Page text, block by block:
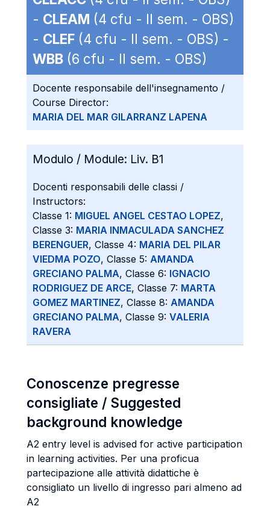
- CLEAM (4 cfu - II sem. - OBS)
- CLEF (4 cfu - II sem. - OBS) -
WBB (6 cfu - II sem. - OBS)
Docente responsabile dell'insegnamento /
Course Director:
MARIA DEL MAR GILARRANZ LAPENA
Modulo / Module: Liv. B1
Docenti responsabili delle classi /
Instructors:
Classe 1: MIGUEL ANGEL CESTAO LOPEZ,
Classe 3: MARIA INMACULADA SANCHEZ
BERENGUER, Classe 4: MARIA DEL PILAR
VIEDMA POZO, Classe 5: AMANDA
GRECIANO PALMA, Classe 6: IGNACIO
RODRIGUEZ DE ARCE, Classe 7: MARTA
GOMEZ MARTINEZ, Classe 8: AMANDA
GRECIANO PALMA, Classe 9: VALERIA
RAVERA
Conoscenze pregresse
consigliate / Suggested
background knowledge
A2 entry level is advised for active participation
in learning activities. Per una proficua
partecipazione alle attività didattiche è
consigliato un livello di ingresso pari almeno ad
A2